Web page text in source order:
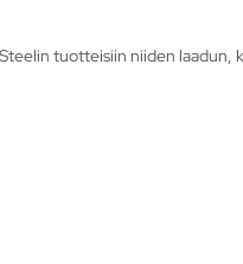
tuotteisiin niiden laadun,